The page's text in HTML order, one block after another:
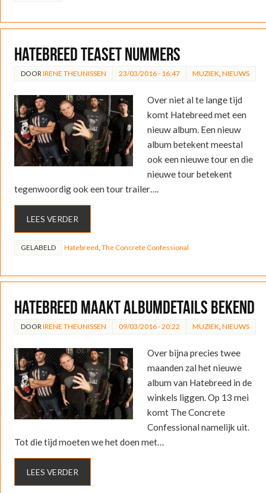
Hatebreed teaset nummers
DOOR IRENE THEUNISSEN 23/03/2016 - 16:47 MUZIEK NIEUWS
Over niet al te lange tijd
komt Hatebreed met een
nieuw album. Een nieuw
album betekent meestal
ook een nieuwe tour en die
nieuwe tour betekent
tegenwoordig ook een tour trailer….
LEES VERDER
GELABELD Hatebreed The Concrete Confessional
Hatebreed maakt albumdetails bekend
DOOR IRENE THEUNISSEN 09/03/2016 - 20:22 MUZIEK NIEUWS
Over bijna precies twee
maanden zal het nieuwe
album van Hatebreed in de
winkels liggen. Op 13 mei
komt The Concrete
Confessional namelijk uit.
Tot die tijd moeten we het doen met…
LEES VERDER